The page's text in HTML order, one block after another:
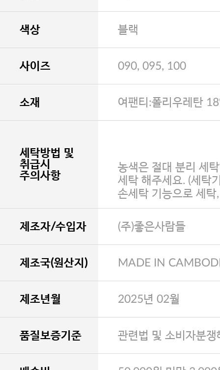
색상 블랙
사이즈 090, 095, 100
소재 여팬티:폴리우레탄
세탁방법 및
취급시
주의사항
농색은 절대 분리 세
세탁 해주세요. (세탁
손세탁 기능으로 세탁
제조자/수입자 (주)좋은사람들
제조국(원산지) MADE IN
제조년월 2025년 02월
품질보증기준 관련법 및 소비자분